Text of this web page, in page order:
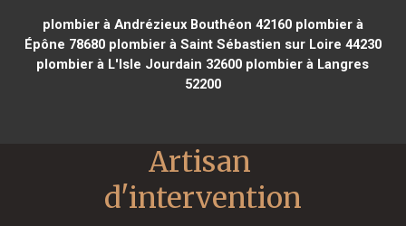
plombier à Andrézieux Bouthéon 42160plombier à
Épône 78680plombier à Saint Sébastien sur Loire 44230
plombier à L'Isle Jourdain 32600 plombier à Langres
52200
Artisan
d'intervention